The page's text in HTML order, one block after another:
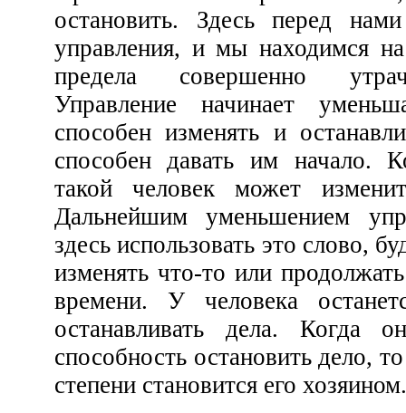
остановить. Здесь перед нами пример полного не-
управления, и мы находимся на шаг дальше крайнего
предела совершенно утраченного управления.
Управление начинает уменьшаться, когда человек
способен изменять и останавливать дела, но еще не
способен давать им начало. Когда что-то началось,
такой человек может изменить его и остановить.
Дальнейшим уменьшением
здесь использовать это слово, будет
изменять что-то или продолжать его
времени. У человека останется лишь
останавливать дела. Когда он, наконец,
способность остановить дело, то это дело до
степени становится его хозяином.